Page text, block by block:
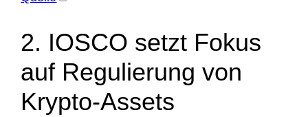
2. IOSCO setzt Fokus
auf Regulierung von
Krypto-Assets